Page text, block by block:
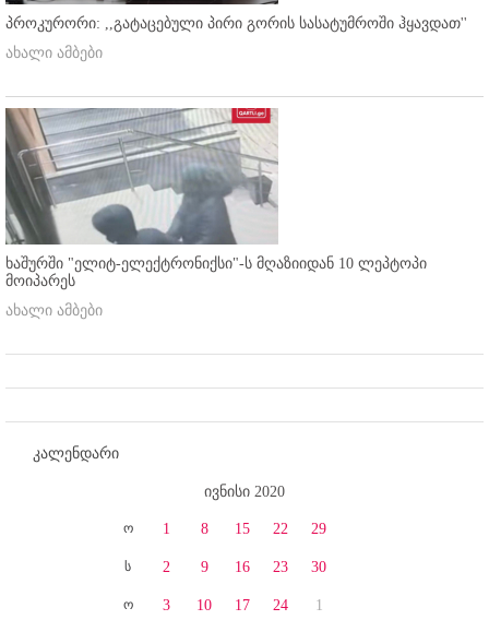
პროკურორი: ,,გატაცებული პირი გორის სასატუმროში ჰყავდათ''
ახალი ამბები
ხაშურში "ელიტ-ელექტრონიქსი"-ს მღაზიიდან 10 ლეპტოპი
მოიპარეს
ახალი ამბები
კალენდარი
ივნისი 2020
ო
ს
ო
1
2
3
8
9
10
15
16
17
22
23
24
29
30
1